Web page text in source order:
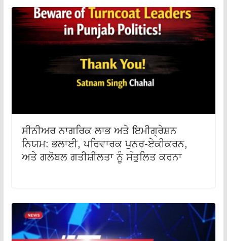
ਸੀਨੀਅਰ ਨਾਗਰਿਕ ਲਾਭ ਅਤੇ ਇਮੀਗ੍ਰੇਸ਼ਨ
ਨਿਯਮ: ਭਲਾਈ, ਪਰਿਵਾਰਕ ਪੁਨਰ-ਏਕੀਕਰਨ,
ਅਤੇ ਗਲੋਬਲ ਗਤੀਸ਼ੀਲਤਾ ਨੂੰ ਸੰਤੁਲਿਤ ਕਰਨਾ